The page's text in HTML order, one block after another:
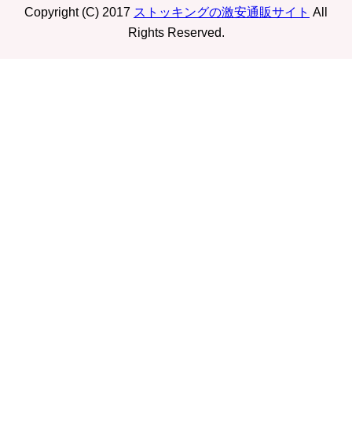
Copyright (C) 2017 ストッキングの激安通販サイト All
Rights Reserved.